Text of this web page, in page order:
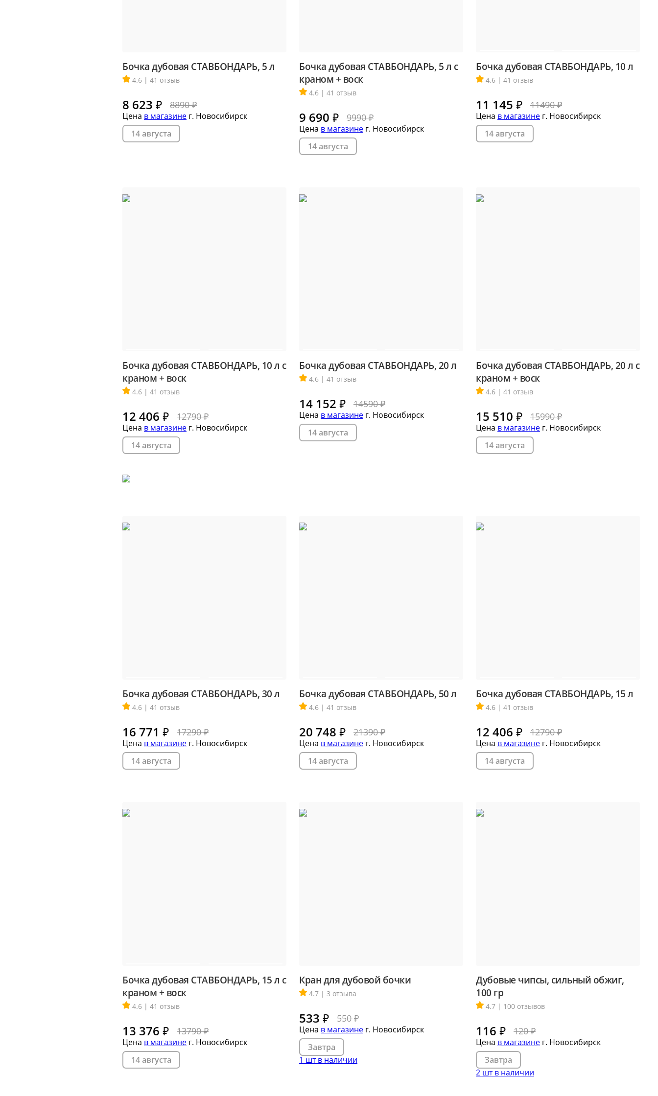
Бочка дубовая СТАВБОНДАРЬ, 5 л
4.6 | 41 отзыв
8 623 ₽ 8890 ₽
Цена в магазине г. Новосибирск
14 августа
Бочка дубовая СТАВБОНДАРЬ, 5 л с
краном + воск
4.6 | 41 отзыв
9 690 ₽ 9990 ₽
Цена в магазине г. Новосибирск
14 августа
Бочка дубовая СТАВБОНДАРЬ, 10 л
4.6 | 41 отзыв
11 145 ₽ 11490 ₽
Цена в магазине г. Новосибирск
14 августа
Бочка дубовая СТАВБОНДАРЬ, 10 л с
краном + воск
4.6 | 41 отзыв
12 406 ₽ 12790 ₽
Цена в магазине г. Новосибирск
14 августа
Бочка дубовая СТАВБОНДАРЬ, 20 л
4.6 | 41 отзыв
14 152 ₽ 14590 ₽
Цена в магазине г. Новосибирск
14 августа
Бочка дубовая СТАВБОНДАРЬ, 20 л с
краном + воск
4.6 | 41 отзыв
15 510 ₽ 15990 ₽
Цена в магазине г. Новосибирск
14 августа
Бочка дубовая СТАВБОНДАРЬ, 30 л
4.6 | 41 отзыв
16 771 ₽ 17290 ₽
Цена в магазине г. Новосибирск
14 августа
Бочка дубовая СТАВБОНДАРЬ, 50 л
4.6 | 41 отзыв
20 748 ₽ 21390 ₽
Цена в магазине г. Новосибирск
14 августа
Бочка дубовая СТАВБОНДАРЬ, 15 л
4.6 | 41 отзыв
12 406 ₽ 12790 ₽
Цена в магазине г. Новосибирск
14 августа
Бочка дубовая СТАВБОНДАРЬ, 15 л с
краном + воск
4.6 | 41 отзыв
13 376 ₽ 13790 ₽
Цена в магазине г. Новосибирск
14 августа
Кран для дубовой бочки
4.7 | 3 отзыва
533 ₽ 550 ₽
Цена в магазине г. Новосибирск
Завтра
1 шт в наличии
Дубовые чипсы, сильный обжиг,
100 гр
4.7 | 100 отзывов
116 ₽ 120 ₽
Цена в магазине г. Новосибирск
Завтра
2 шт в наличии